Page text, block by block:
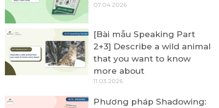
07.04.2026
[Bài mẫu Speaking Part
2+3] Describe a wild animal
that you want to know
more about
11.03.2026
Phương pháp Shadowing: